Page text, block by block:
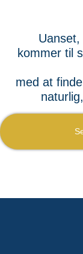
kommer til
med at